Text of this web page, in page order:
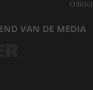
Odido)
VAN DE MEDIA